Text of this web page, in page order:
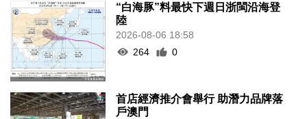
“白海豚”料最快下週日浙閩沿海登
陸
2026-08-06 18:58
264
0
首店經濟推介會舉行 助潛力品牌落
戶澳門